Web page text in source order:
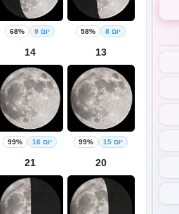
יום 8 58% יום 9 68%
13
יום 15 99%
14
יום 16 99%
20
21